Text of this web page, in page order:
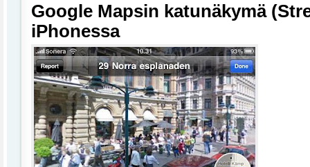
Google Mapsin katunäkymä
iPhonessa